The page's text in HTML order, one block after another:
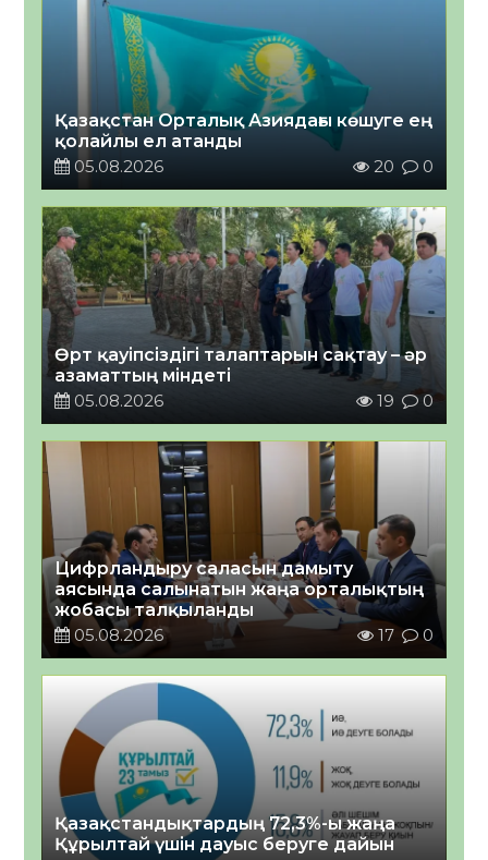
Қазақстан Орталық Азиядағы көшуге ең
қолайлы ел атанды
05.08.2026
20 0
Өрт қауіпсіздігі талаптарын сақтау – әр
азаматтың міндеті
05.08.2026
19 0
Цифрландыру саласын дамыту
аясында салынатын жаңа орталықтың
жобасы талқыланды
05.08.2026
17 0
Қазақстандықтардың 72,3%-ы жаңа
Құрылтай үшін дауыс беруге дайын